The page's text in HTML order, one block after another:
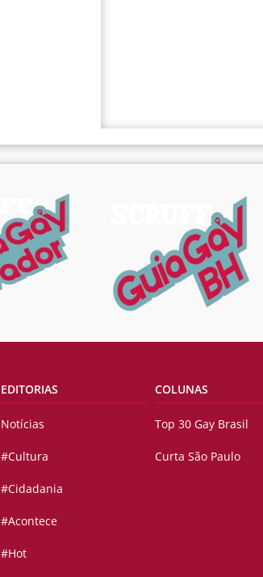
EDITORIAS
Notícias
#Cultura
#Cidadania
#Acontece
#Hot
COLUNAS
Top 30 Gay Brasil
Curta São Paulo